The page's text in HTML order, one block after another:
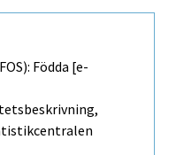
Födda [e-